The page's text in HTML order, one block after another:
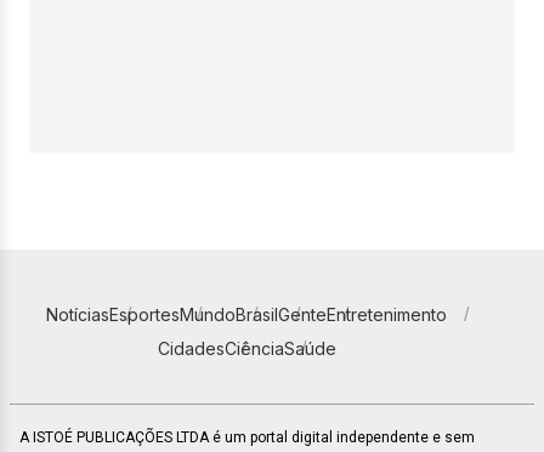
NotíciasEsportesMundoBrasilGenteEntretenimento
CidadesCiênciaSaúde
A ISTOÉ PUBLICAÇÕES LTDA é um portal digital independente e sem